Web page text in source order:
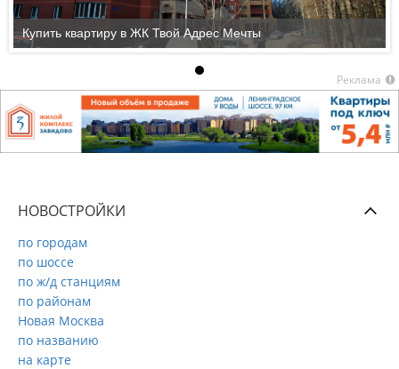
Купить квартиру в ЖК Твой Адрес Мечты
Реклама
НОВОСТРОЙКИ
по городам
по шоссе
по ж/д станциям
по районам
Новая Москва
по названию
на карте